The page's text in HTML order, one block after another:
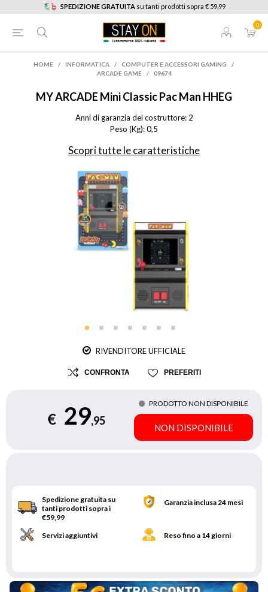
SPEDIZIONE GRATUITA su tanti prodotti sopra € 59,99
0
HOME / INFORMATICA / COMPUTER E ACCESSORI GAMING
/
ARCADE GAME
/ 09674
MY ARCADE Mini Classic Pac Man HHEG
Anni di garanzia del costruttore: 2
Peso (Kg): 0,5
Scopri tutte le caratteristiche
RIVENDITORE UFFICIALE
CONFRONTA PREFERITI
€ 29,95
PRODOTTO NON DISPONIBILE
NON DISPONIBILE
Spedizione gratuita su
tanti prodotti sopra i
€59,99
Garanzia inclusa 24 mesi
Servizi aggiuntivi Reso fino a 14 giorni